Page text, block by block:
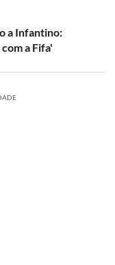
a Infantino:
a Fifa'